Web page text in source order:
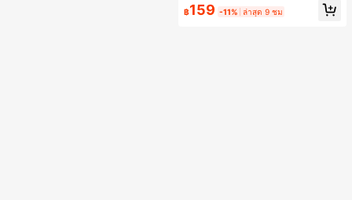
฿159 -11% ล่าสุด 9 ชม